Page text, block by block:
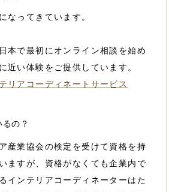
なってきています。
本で最初にオンライン相談を始め
近い体験をご提供しています。
リアコーディネートサービス
の？
産業協会の検定を受けて資格を持
ますが、資格がなくても企業内で
インテリアコーディネーターはた